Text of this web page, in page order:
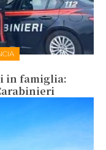
in famiglia: